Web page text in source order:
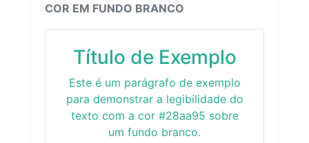
COR EM FUNDO BRANCO
Título de Exemplo
Este é um parágrafo de exemplo
para demonstrar a legibilidade do
texto com a cor #28aa95 sobre
um fundo branco.